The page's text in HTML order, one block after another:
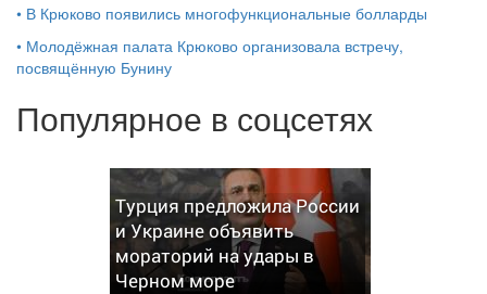
• В Крюково появились многофункциональные болларды
• Молодёжная палата Крюково организовала встречу,
посвящённую Бунину
Популярное в соцсетях
Турция предложила России
и Украине объявить
мораторий на удары в
Черном море